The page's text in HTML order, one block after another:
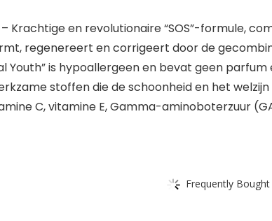
– Krachtige en revolutionaire “SOS”-formule,
regenereert en corrigeert door de
Youth” is hypoallergeen en bevat geen
stoffen die de schoonheid en het
C, vitamine E, Gamma-aminoboterzuur
Frequently